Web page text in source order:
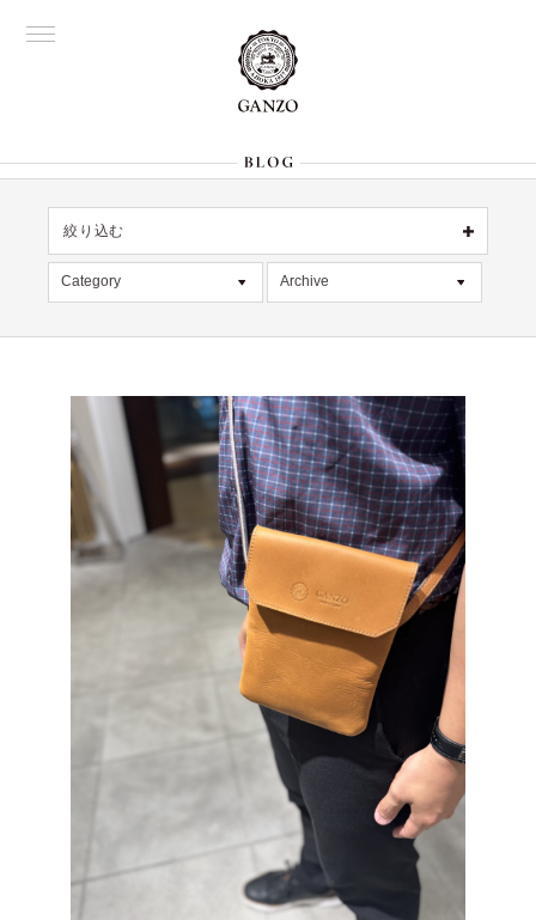
絞り込む
OFFICIAL 銀座
Director's
絞り込む
Category
デッドストック
在庫情報
限定商品
入荷情報
雑誌掲載
Archive
2026年7月 [4]
2026年6月 [2]
2026年5月 [1]
2026年4月 [7]
2026年3月 [5]
2026年1月 [2]
2025年12月 [2]
2025年11月 [6]
2025年10月 [8]
2025年9月 [8]
2025年8月 [5]
2025年7月 [3]
2025年6月 [3]